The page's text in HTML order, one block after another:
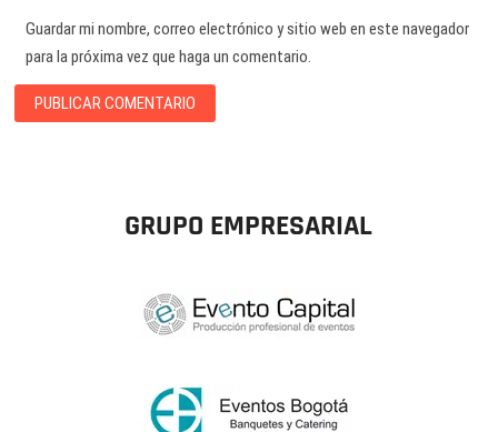
Guardar mi nombre, correo electrónico y sitio web en este navegador
para la próxima vez que haga un comentario.
GRUPO EMPRESARIAL